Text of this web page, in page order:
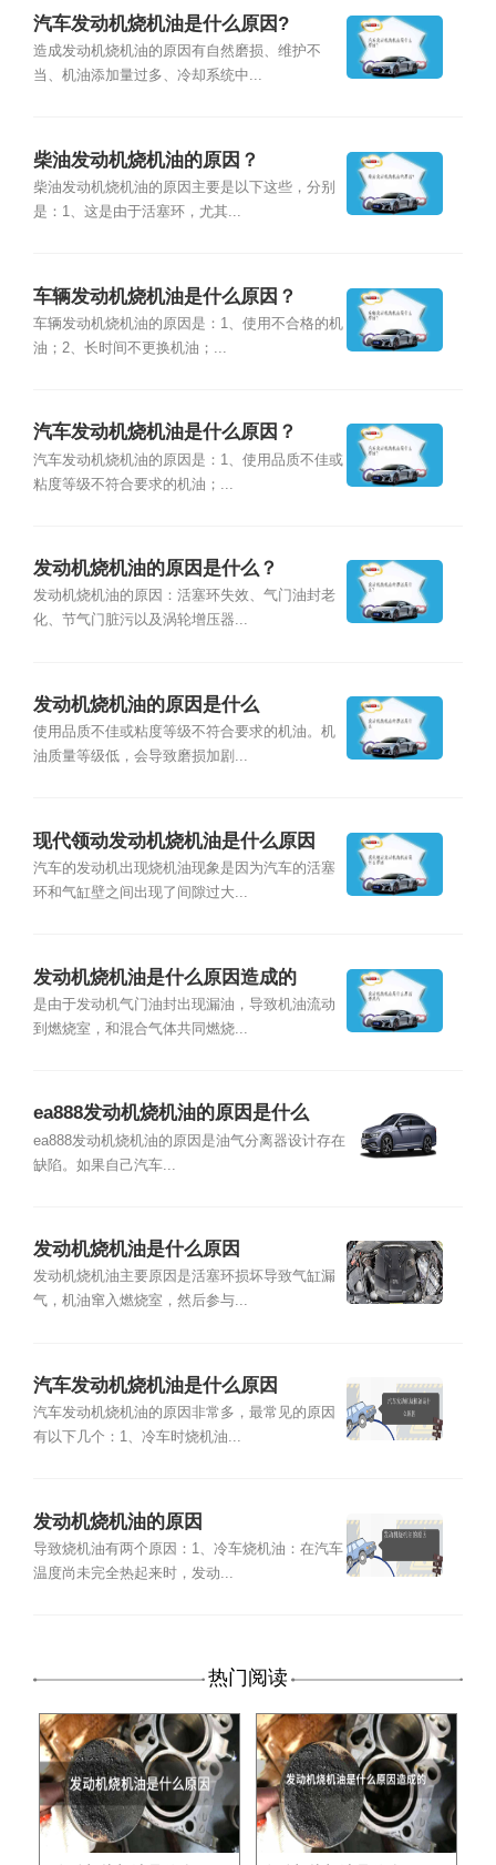
汽车发动机烧机油是什么原因?
造成发动机烧机油的原因有自然磨损、维护不
当、机油添加量过多、冷却系统中...
柴油发动机烧机油的原因？
柴油发动机烧机油的原因主要是以下这些，分别
是：1、这是由于活塞环，尤其...
车辆发动机烧机油是什么原因？
车辆发动机烧机油的原因是：1、使用不合格的机
油；2、长时间不更换机油；...
汽车发动机烧机油是什么原因？
汽车发动机烧机油的原因是：1、使用品质不佳或
粘度等级不符合要求的机油；...
发动机烧机油的原因是什么？
发动机烧机油的原因：活塞环失效、气门油封老
化、节气门脏污以及涡轮增压器...
发动机烧机油的原因是什么
使用品质不佳或粘度等级不符合要求的机油。机
油质量等级低，会导致磨损加剧...
现代领动发动机烧机油是什么原因
汽车的发动机出现烧机油现象是因为汽车的活塞
环和气缸壁之间出现了间隙过大...
发动机烧机油是什么原因造成的
是由于发动机气门油封出现漏油，导致机油流动
到燃烧室，和混合气体共同燃烧...
ea888发动机烧机油的原因是什么
ea888发动机烧机油的原因是油气分离器设计存在
缺陷。如果自己汽车...
发动机烧机油是什么原因
发动机烧机油主要原因是活塞环损坏导致气缸漏
气，机油窜入燃烧室，然后参与...
汽车发动机烧机油是什么原因
汽车发动机烧机油的原因非常多，最常见的原因
有以下几个：1、冷车时烧机油...
发动机烧机油的原因
导致烧机油有两个原因：1、冷车烧机油：在汽车
温度尚未完全热起来时，发动...
热门阅读